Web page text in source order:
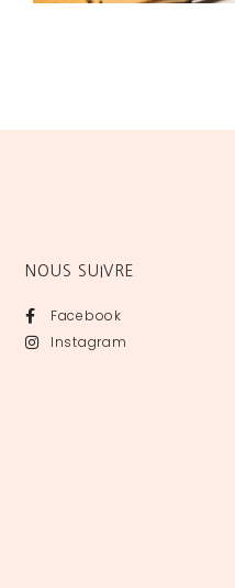
NOUS SUIVRE
Facebook
Instagram